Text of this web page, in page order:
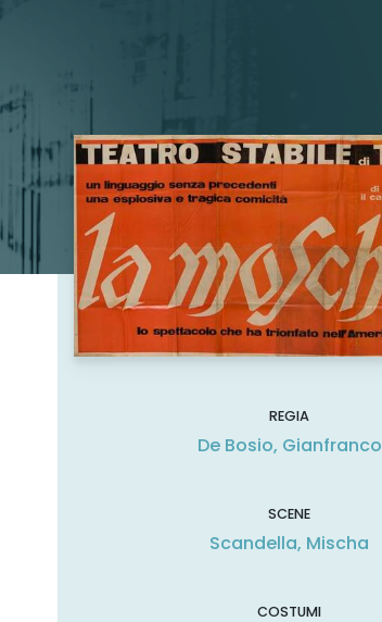
REGIA
De Bosio, Gianfranco
SCENE
Scandella, Mischa
COSTUMI